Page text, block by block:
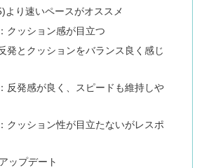
より速いペースがオススメ
クッション感が目立つ
発とクッションをバランス良く感じ
反発感が良く、スピードも維持しや
クッション性が目立たないがレスポ
ップデート